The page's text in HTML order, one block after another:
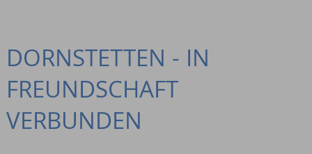
DORNSTETTEN - IN
FREUNDSCHAFT
VERBUNDEN